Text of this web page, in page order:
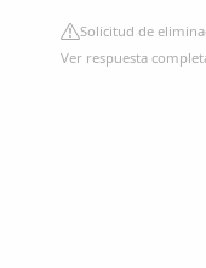
Solicitud de
Ver respuesta